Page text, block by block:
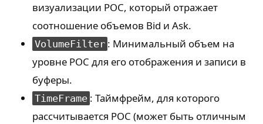
визуализации POC, который отражает
соотношение объемов Bid и Ask.
VolumeFilter : Минимальный объем на
уровне POC для его отображения и записи в
буферы.
TimeFrame : Таймфрейм, для которого
рассчитывается POC (может быть отличным